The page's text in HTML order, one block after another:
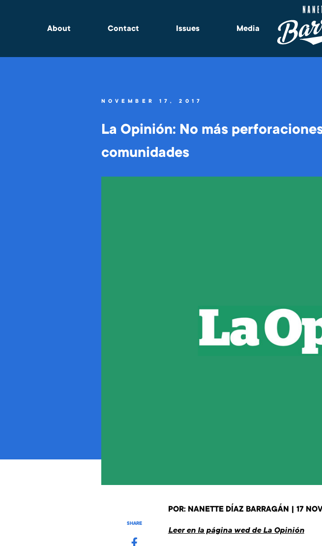
About Contact Issues Media
NOVEMBER 17, 2017
La Opinión: No más
comunidades
SHARE
POR: NANETTE DÍAZ BARRAGÁN | 17
Leer en la página wed de La Opinión